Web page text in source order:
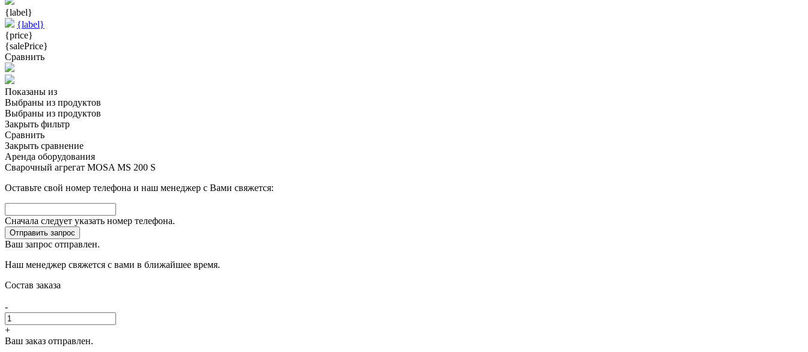
{label}
{label}
{price}
{salePrice}
Сравнить
Показаны из
Выбраны из продуктов
Выбраны из продуктов
Закрыть фильтр
Сравнить
Закрыть сравнение
Аренда оборудования
Сварочный агрегат MOSA MS 200 S
Оставьте свой номер телефона и наш менеджер с Вами свяжется:
Сначала следует указать номер телефона.
Отправить запрос
Ваш запрос отправлен.
Наш менеджер свяжется с вами в ближайшее время.
Состав заказа
-
+
Ваш заказ отправлен.